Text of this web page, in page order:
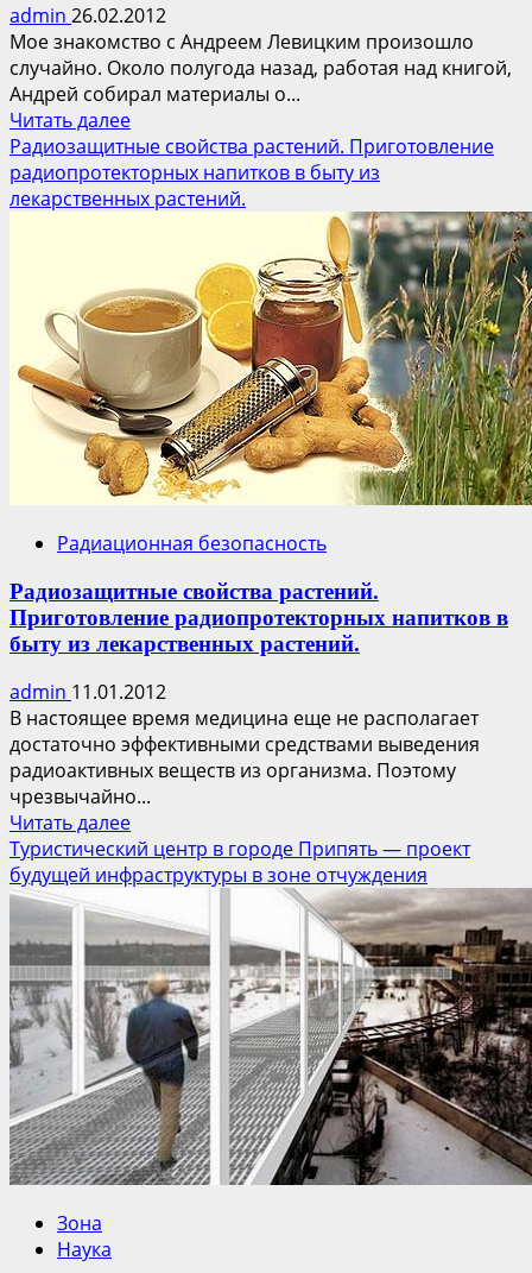
admin 26.02.2012
Мое знакомство с Андреем Левицким произошло
случайно. Около полугода назад, работая над книгой,
Андрей собирал материалы о...
Читать далееПрочитать
больше
о
Андрей
Чернобыле
и
его
новой
книге
«Аномалы»
Радиозащитные свойства растений. Приготовление
радиопротекторных напитков в быту из
лекарственных растений.
Радиационная безопасность
Радиозащитные свойства растений.
Приготовление радиопротекторных напитков в
быту из лекарственных растений.
admin 11.01.2012
В настоящее время медицина еще не располагает
достаточно эффективными средствами выведения
радиоактивных веществ из организма. Поэтому
чрезвычайно...
Читать далееПрочитать
больше
о
Радиозащитные
свойства
растений.
Приготовление
радиопротекторных
напитков
в
быту
из
лекарственных
растений.
Туристический центр в городе Припять — проект
будущей инфраструктуры в зоне отчуждения
Зона
Наука